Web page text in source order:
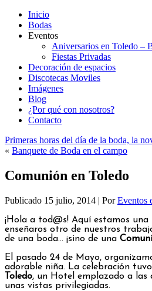
Inicio
Bodas
Eventos
Aniversarios en Toledo –
Fiestas Privadas
Decoración de espacios
Discotecas Moviles
Imágenes
Blog
¿Por qué con nosotros?
Contacto
Primeras horas del día de la boda, la
« Banquete de Boda en el campo
Comunión en Toledo
Publicado 15 julio, 2014 | Por Eventos
¡Hola a tod@s! Aquí estamos
enseñaros otro de nuestros
de una boda… ¡sino de una
El pasado 24 de Mayo,
adorable niña. La celebración
Toledo, un Hotel emplazado a las
unas vistas privilegiadas.